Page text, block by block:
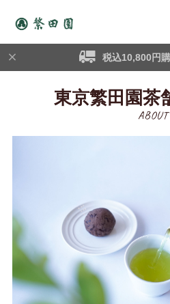
税込10,800円
東京繁田園茶